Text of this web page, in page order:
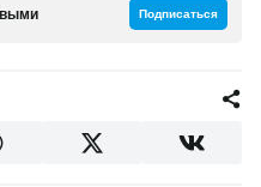
Подписаться